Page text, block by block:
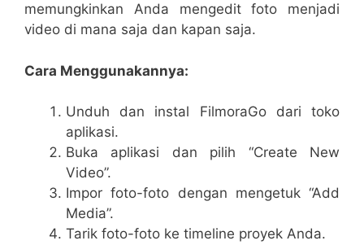
memungkinkan Anda mengedit foto menjadi
video di mana saja dan kapan saja.
Cara Menggunakannya:
Unduh dan instal FilmoraGo dari toko
aplikasi.
Buka aplikasi dan pilih “Create New
Video”.
Impor foto-foto dengan mengetuk “Add
Media”.
Tarik foto-foto ke timeline proyek Anda.